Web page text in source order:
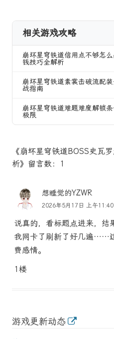
相关游戏攻略
崩坏星穹铁道信用点不够怎
钱技巧全解析
崩坏星穹铁道素裳击破流配
战指南
崩坏星穹铁道难题难度解锁
极限
《崩坏星穹铁道BOSS史瓦
析》留言数：1
想睡觉的YZWR
2026年5月17日 上午11:40
说真的，看标题点进来，结
我网卡了刷新了好几遍……
费感情。
1楼
游戏更新动态